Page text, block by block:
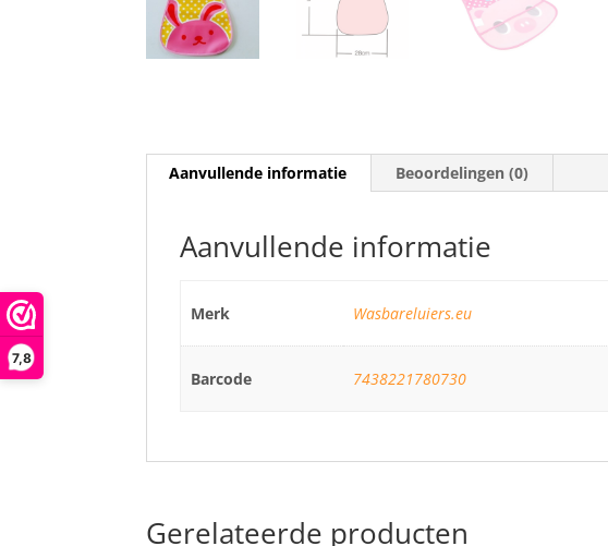
7,8
Aanvullende informatie Beoordelingen (0)
Aanvullende informatie
Merk Wasbareluiers.eu
Barcode 7438221780730
Gerelateerde producten